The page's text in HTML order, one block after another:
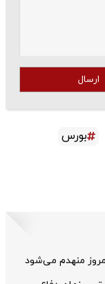
ارسال
بورس
منهدم می‌شود